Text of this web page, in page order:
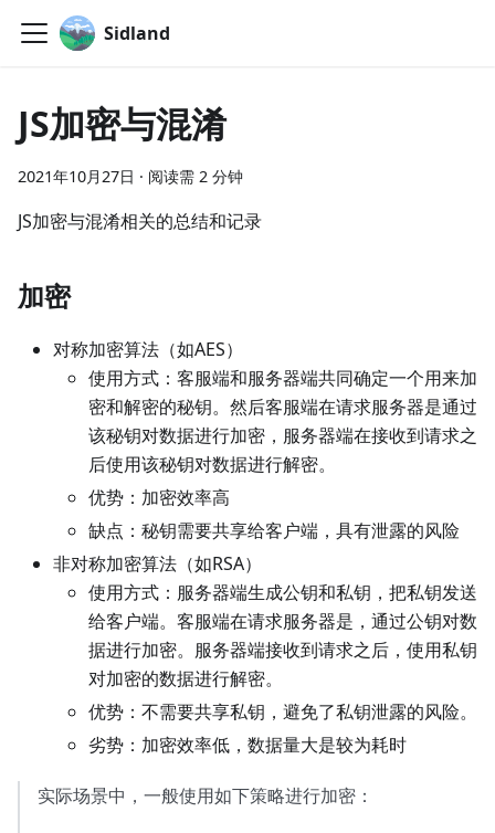
Sidland
JS加密与混淆
2021年10月27日 · 阅读需 2 分钟
JS加密与混淆相关的总结和记录
加密
对称加密算法（如AES）
使用方式：客服端和服务器端共同确定一个用来加
密和解密的秘钥。然后客服端在请求服务器是通过
该秘钥对数据进行加密，服务器端在接收到请求之
后使用该秘钥对数据进行解密。
优势：加密效率高
缺点：秘钥需要共享给客户端，具有泄露的风险
非对称加密算法（如RSA）
使用方式：服务器端生成公钥和私钥，把私钥发送
给客户端。客服端在请求服务器是，通过公钥对数
据进行加密。服务器端接收到请求之后，使用私钥
对加密的数据进行解密。
优势：不需要共享私钥，避免了私钥泄露的风险。
劣势：加密效率低，数据量大是较为耗时
实际场景中，一般使用如下策略进行加密：